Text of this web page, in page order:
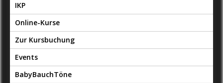
IKP
Online-Kurse
Zur Kursbuchung
Events
BabyBauchTöne